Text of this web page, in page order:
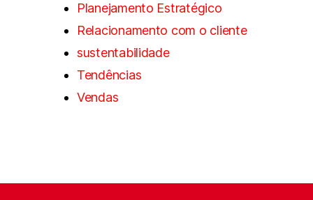
Planejamento Estratégico
Relacionamento com o cliente
sustentabilidade
Tendências
Vendas